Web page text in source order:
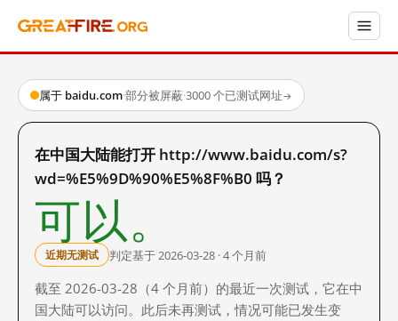
属于 baidu.com·部分被屏蔽·3000 个已测试网址→
在中国大陆能打开 http://www.baidu.com/s?
wd=%E5%9D%90%E5%8F%B0 吗？
可以。
近期无测试 判定基于 2026-03-28 · 4 个月前
截至 2026-03-28（4 个月前）的最近一次测试，它在中
国大陆可以访问。此后未再测试，情况可能已发生变